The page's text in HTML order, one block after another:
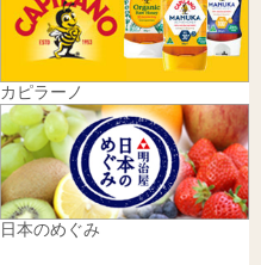
カピラーノ
日本のめぐみ